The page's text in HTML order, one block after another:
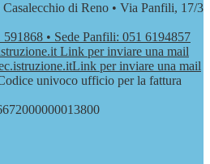
di Reno • Via Panfili, 17/3
591868 • Sede Panfili: 051 6194857
Link per inviare una mail
Link per inviare una mail
univoco ufficio per la fattura